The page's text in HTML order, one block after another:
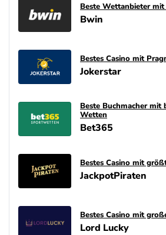
Beste Wettanbieter
Bwin
Bestes Casino mit
Jokerstar
Beste Buchmacher mit
Wetten
Bet365
Bestes Casino mit
JackpotPiraten
Bestes Casino mit
Lord Lucky